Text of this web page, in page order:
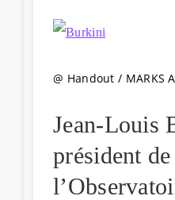
@ Handout / MARKS
Jean-Louis
président de